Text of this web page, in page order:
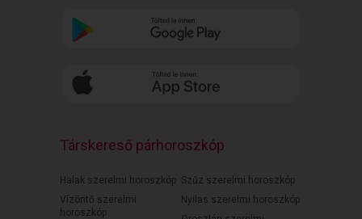
Társkereső párhoroszkóp
Halak szerelmi horoszkóp
Vízöntő szerelmi
horoszkóp
Szűz szerelmi horoszkóp
Nyilas szerelmi horoszkóp